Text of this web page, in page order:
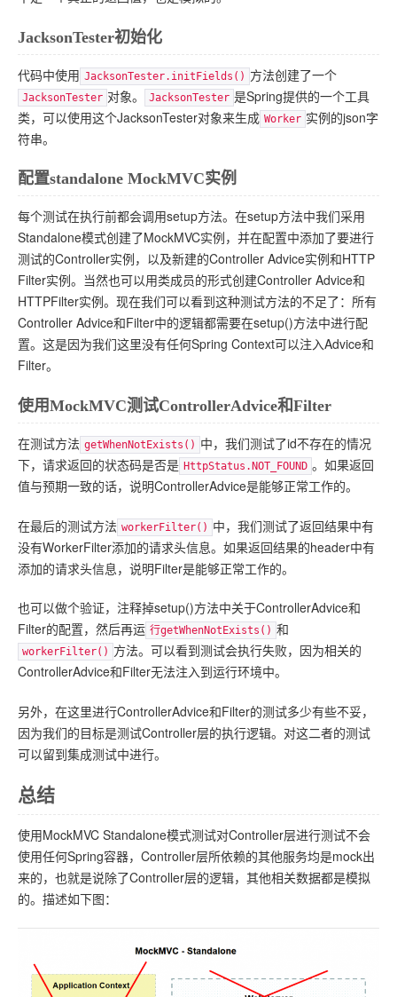
JacksonTester初始化
代码中使用 JacksonTester.initFields() 方法创建了一个
JacksonTester 对象。 JacksonTester 是Spring提供的一个工具
类，可以使用这个JacksonTester对象来生成 Worker 实例的json字
符串。
配置standalone MockMVC实例
每个测试在执行前都会调用setup方法。在setup方法中我们采用
Standalone模式创建了MockMVC实例，并在配置中添加了要进行
测试的Controller实例，以及新建的Controller Advice实例和HTTP
Filter实例。当然也可以用类成员的形式创建Controller Advice和
HTTPFilter实例。现在我们可以看到这种测试方法的不足了：所有
Controller Advice和Filter中的逻辑都需要在setup()方法中进行配
置。这是因为我们这里没有任何Spring Context可以注入Advice和
Filter。
使用MockMVC测试ControllerAdvice和Filter
在测试方法 getWhenNotExists() 中，我们测试了id不存在的情况
下，请求返回的状态码是否是 HttpStatus.NOT_FOUND 。如果返回
值与预期一致的话，说明ControllerAdvice是能够正常工作的。
在最后的测试方法 workerFilter() 中，我们测试了返回结果中有
没有WorkerFilter添加的请求头信息。如果返回结果的header中有
添加的请求头信息，说明Filter是能够正常工作的。
也可以做个验证，注释掉setup()方法中关于ControllerAdvice和
Filter的配置，然后再运 行getWhenNotExists() 和
workerFilter() 方法。可以看到测试会执行失败，因为相关的
ControllerAdvice和Filter无法注入到运行环境中。
另外，在这里进行ControllerAdvice和Filter的测试多少有些不妥，
因为我们的目标是测试Controller层的执行逻辑。对这二者的测试
可以留到集成测试中进行。
总结
使用MockMVC Standalone模式测试对Controller层进行测试不会
使用任何Spring容器，Controller层所依赖的其他服务均是mock出
来的，也就是说除了Controller层的逻辑，其他相关数据都是模拟
的。描述如下图：